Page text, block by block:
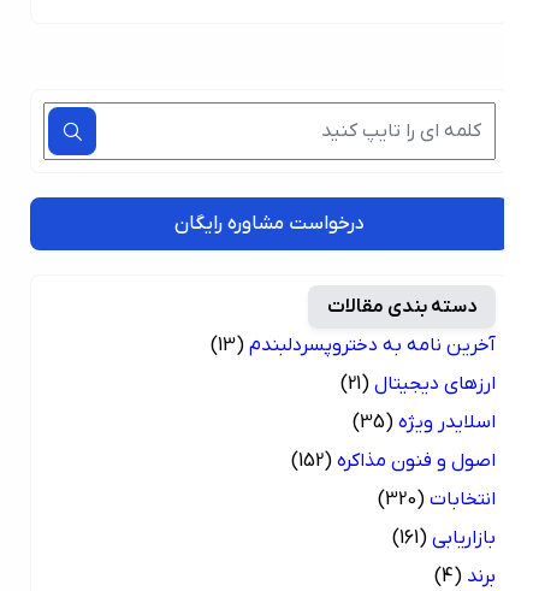
درخواست مشاوره رایگان
دسته بندی مقالات
آخرین نامه به دختروپسردلبندم (13)
ارزهای دیجیتال (21)
اسلایدر ویژه (35)
اصول و فنون مذاکره (152)
انتخابات (320)
بازاریابی (161)
(4)